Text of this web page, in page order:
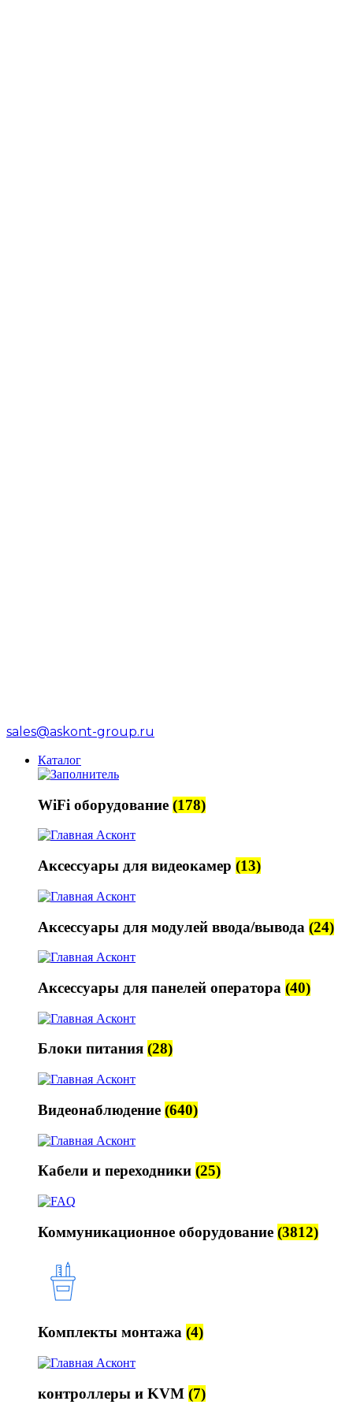
sales@askont-group.ru
Каталог
WiFi оборудование (178)
Аксессуары для видеокамер (13)
Аксессуары для модулей ввода/вывода (24)
Аксессуары для панелей оператора (40)
Блоки питания (28)
Видеонаблюдение (640)
Кабели и переходники (25)
Коммуникационное оборудование (3812)
Комплекты монтажа (4)
контроллеры и KVM (7)